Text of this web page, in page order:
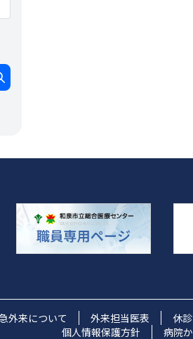
シ
ョ
ン
外来について 外来担当医表 休
個人情報保護方針
病院